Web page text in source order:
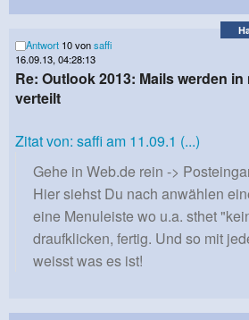
Antwort 10 vonsaffi
16.09.13, 04:28:13
Re: Outlook 2013: Mails werden
verteilt
Zitat von: saffi am 11.09.1 (...)
Gehe in Web.de rein ->
Hier siehst Du nach anwählen
eine Menuleiste wo u.a. sthet
draufklicken, fertig. Und so mit
weisst was es ist!